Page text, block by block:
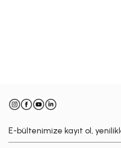
E-bültenimize kayıt ol,